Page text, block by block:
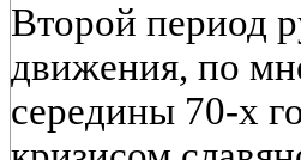
Второй период
движения, по
середины 70-х